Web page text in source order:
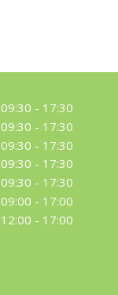
09:30 - 17:30
09:30 - 17:30
09:30 - 17:30
09:30 - 17:30
09:30 - 17:30
09:00 - 17:00
12:00 - 17:00